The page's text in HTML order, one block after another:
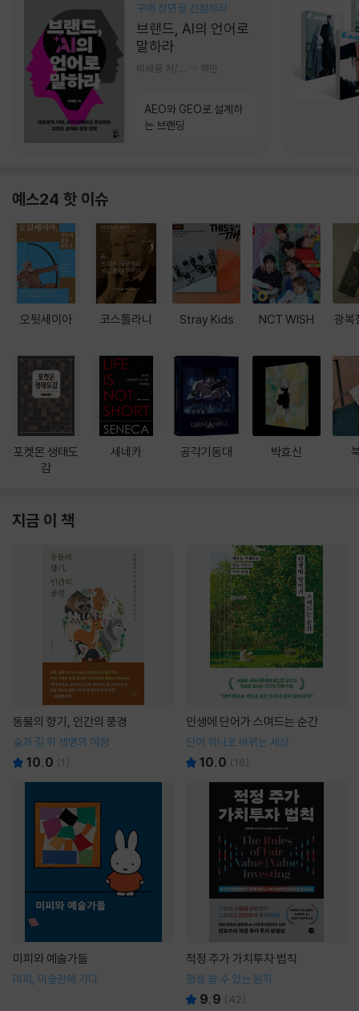
구매 장면을 선점하라
브랜드, AI의 언어로
말하라
책만
AEO와 GEO로 설계하
는 브랜딩
예스24 핫 이슈
오뒷세이아
포켓몬 생태도
감
코스톨라니
세네카
Stray Kids
공각기동대
NCT WISH
박효신
광복
지금 이 책
동물의 향기, 인간의 풍경
숲과 길 위 생명의 여정
10.0 (1 )
인생에 단어가 스며드는 순간
단어 하나로 바뀌는 세상
10.0 (16)
미피와 예술가들
미피, 미술관에 가다
적정 주가 가치투자 법칙
평생 쓸 수 있는 원칙
9.9 (42)